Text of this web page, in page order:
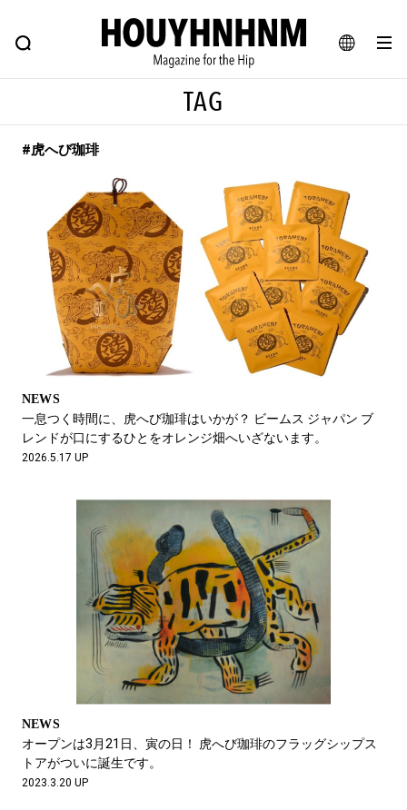
JA
FEATURE BLOG SNAP
ヒップなファッション、カルチャー、ライフスタイルWEBマガジン
#SHOPPING ADDICT #憧れの逸品
#ESSENTIAL DESIGNS #古着サミット
#NEW VINTAGE #マイナーグッド図鑑
#路地裏てぃーん。 #MONTHLY JOURNAL
#GH 銘品の所以 #フイナムのYouTube
#Commune H #FOCUS IT #AH.H
#ととけん #FASHION #MUSIC #MOVIE
#LIFESTYLE
#SPORTS #HANDSOME HANDBOOK
TAG
#虎へび珈琲
NEWS
一息つく時間に、虎へび珈琲はいかが？ ビームス ジャパン ブ
レンドが口にするひとをオレンジ畑へいざないます。
2026.5.17 UP
NEWS
オープンは3月21日、寅の日！ 虎へび珈琲のフラッグシップス
トアがついに誕生です。
2023.3.20 UP